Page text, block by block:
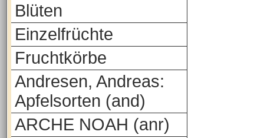
Blüten
Einzelfrüchte
Fruchtkörbe
Andresen, Andreas:
Apfelsorten (and)
ARCHE NOAH (anr)